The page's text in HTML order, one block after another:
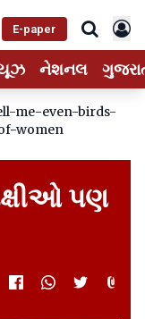
E-paper
નેશનલ
me-even-birds-
women
પણ